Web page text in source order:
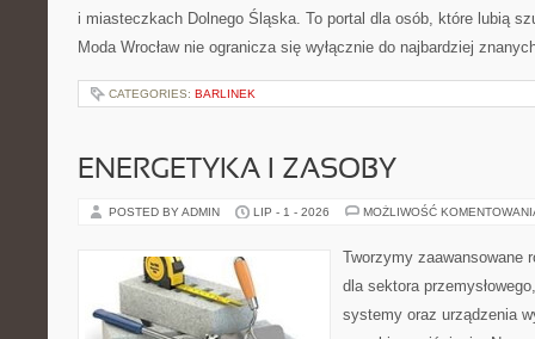
i miasteczkach Dolnego Śląska. To portal dla osób, które lubią
Moda Wrocław nie ogranicza się wyłącznie do najbardziej
CATEGORIES: BARLINEK
ENERGETYKA I ZASOBY
POSTED BY ADMIN LIP - 1 - 2026 MOŻLIWOŚĆ
Tworzymy zaawansowane
dla sektora
systemy oraz urządzenia